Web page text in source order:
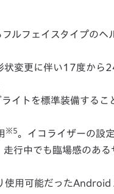
フルフェイスタイプのヘ
状変更に伴い17度から
イトを標準装備するこ
※5。イコライザーの設
行中でも臨場感のある
使用可能だった